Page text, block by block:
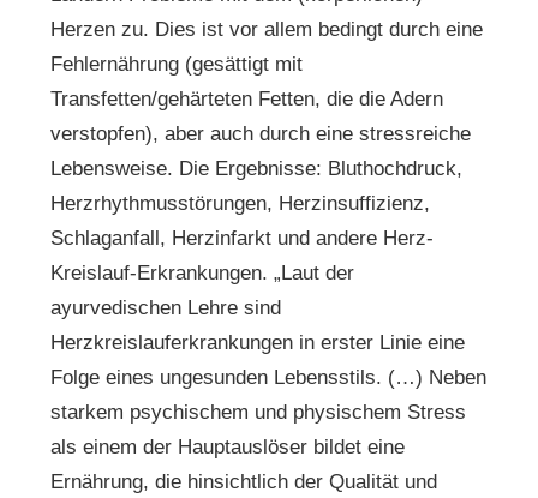
Herzen zu. Dies ist vor allem bedingt durch eine
Fehlernährung (gesättigt mit
Transfetten/gehärteten Fetten, die die Adern
verstopfen), aber auch durch eine stressreiche
Lebensweise. Die Ergebnisse: Bluthochdruck,
Herzrhythmusstörungen, Herzinsuffizienz,
Schlaganfall, Herzinfarkt und andere Herz-
Kreislauf-Erkrankungen. „Laut der
ayurvedischen Lehre sind
Herzkreislauferkrankungen in erster Linie eine
Folge eines ungesunden Lebensstils. (…) Neben
starkem psychischem und physischem Stress
als einem der Hauptauslöser bildet eine
Ernährung, die hinsichtlich der Qualität und